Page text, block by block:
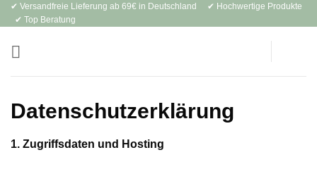
Zum
Inhalt
springen
✔ Versandfreie Lieferung ab 69€ in Deutschland ✔ Hochwertige Produkte
✔ Top Beratung
Datenschutzerklärung
1. Zugriffsdaten und Hosting